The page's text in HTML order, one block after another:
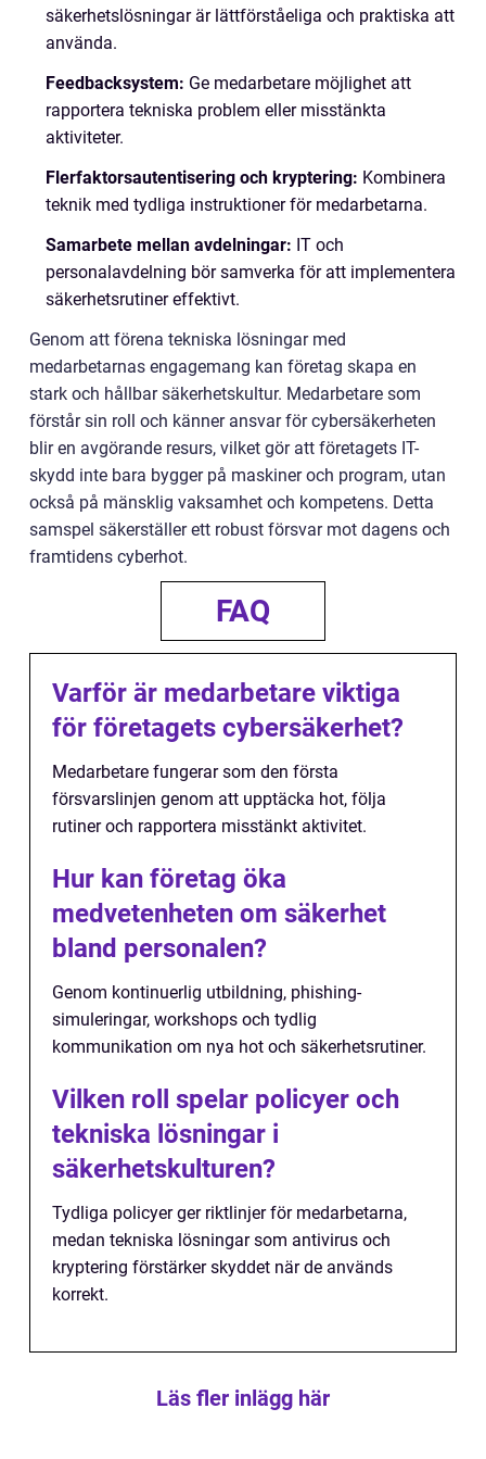
säkerhetslösningar är lättförståeliga och praktiska att
använda.
Feedbacksystem: Ge medarbetare möjlighet att
rapportera tekniska problem eller misstänkta
aktiviteter.
Flerfaktorsautentisering och kryptering: Kombinera
teknik med tydliga instruktioner för medarbetarna.
Samarbete mellan avdelningar: IT och
personalavdelning bör samverka för att implementera
säkerhetsrutiner effektivt.
Genom att förena tekniska lösningar med
medarbetarnas engagemang kan företag skapa en
stark och hållbar säkerhetskultur. Medarbetare som
förstår sin roll och känner ansvar för cybersäkerheten
blir en avgörande resurs, vilket gör att företagets IT-
skydd inte bara bygger på maskiner och program, utan
också på mänsklig vaksamhet och kompetens. Detta
samspel säkerställer ett robust försvar mot dagens och
framtidens cyberhot.
FAQ
Varför är medarbetare viktiga
för företagets cybersäkerhet?
Medarbetare fungerar som den första
försvarslinjen genom att upptäcka hot, följa
rutiner och rapportera misstänkt aktivitet.
Hur kan företag öka
medvetenheten om säkerhet
bland personalen?
Genom kontinuerlig utbildning, phishing-
simuleringar, workshops och tydlig
kommunikation om nya hot och säkerhetsrutiner.
Vilken roll spelar policyer och
tekniska lösningar i
säkerhetskulturen?
Tydliga policyer ger riktlinjer för medarbetarna,
medan tekniska lösningar som antivirus och
kryptering förstärker skyddet när de används
korrekt.
Läs fler inlägg här